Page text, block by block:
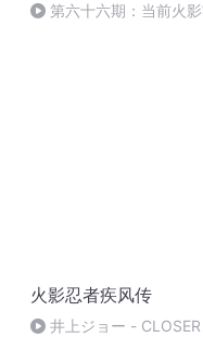
第六十六期：当前火影
火影忍者疾风传
井上ジョー - CLOSER